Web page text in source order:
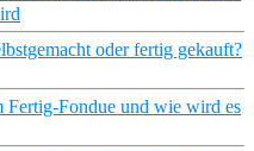
oder fertig gekauft?
Fertig-Fondue und wie wird es